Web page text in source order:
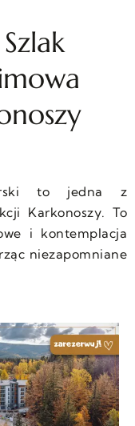
to jedna z
Karkonoszy. To
i kontemplacja
niezapomniane